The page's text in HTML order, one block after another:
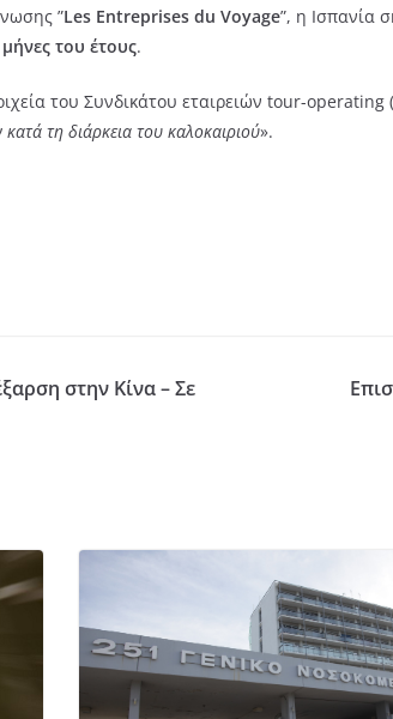
”Les Entreprises du Voyage”, η Ισπανία
του έτους.
του Συνδικάτου εταιρειών tour-
τη διάρκεια του καλοκαιριού».
στην Κίνα – Σε